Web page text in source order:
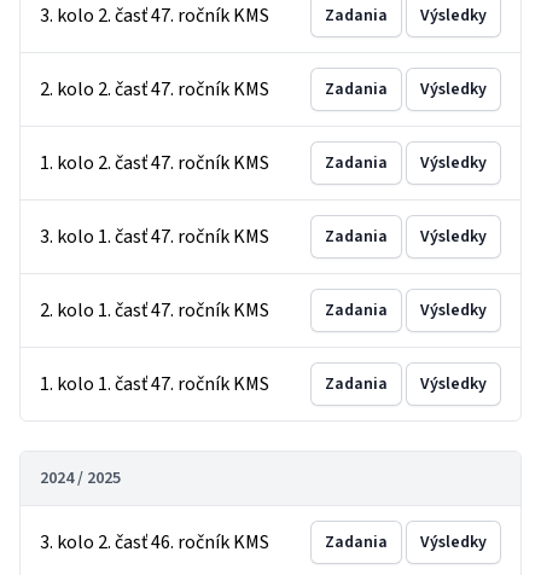
3. kolo 2. časť 47. ročník KMS Zadania Výsledky
2. kolo 2. časť 47. ročník KMS Zadania Výsledky
1. kolo 2. časť 47. ročník KMS Zadania Výsledky
3. kolo 1. časť 47. ročník KMS Zadania Výsledky
2. kolo 1. časť 47. ročník KMS Zadania Výsledky
1. kolo 1. časť 47. ročník KMS Zadania Výsledky
2024 / 2025
3. kolo 2. časť 46. ročník KMS Zadania Výsledky